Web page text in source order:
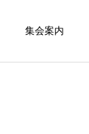
集会案内